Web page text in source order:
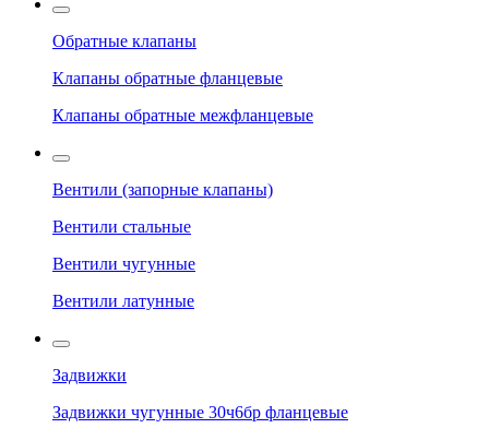
Обратные клапаны
Клапаны обратные фланцевые
Клапаны обратные межфланцевые
Вентили (запорные клапаны)
Вентили стальные
Вентили чугунные
Вентили латунные
Задвижки
Задвижки чугунные 30ч6бр фланцевые